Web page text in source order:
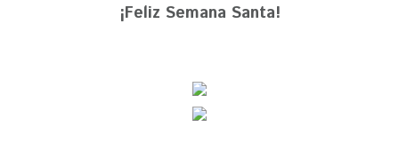
¡Feliz Semana Santa!